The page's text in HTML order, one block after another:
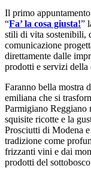
Il primo
“Fa’ la cosa giusta!”
stili di vita sostenibili,
comunicazione
direttamente dalle
prodotti e servizi della
Faranno bella mostra
emiliana che si
Parmigiano Reggiano
squisite ricotte e la
Prosciutti di Modena
tradizione come
frizzanti vini e dai
prodotti del